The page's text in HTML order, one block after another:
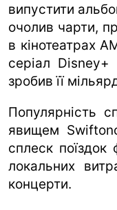
випустити
очолив чарти,
в кінотеатрах
серіал
зробив її
Популярність
явищем
сплеск
локальних
концерти.